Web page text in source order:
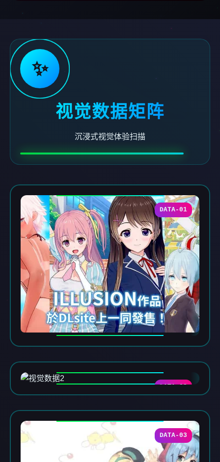
✨
视觉数据矩阵
沉浸式视觉体验扫描
DATA-01
DATA-02
DATA-03